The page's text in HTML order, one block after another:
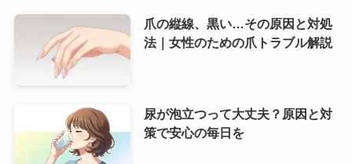
爪の縦線、黒い…その原因と対処
法｜女性のための爪トラブル解説
尿が泡立つって大丈夫？原因と対
策で安心の毎日を